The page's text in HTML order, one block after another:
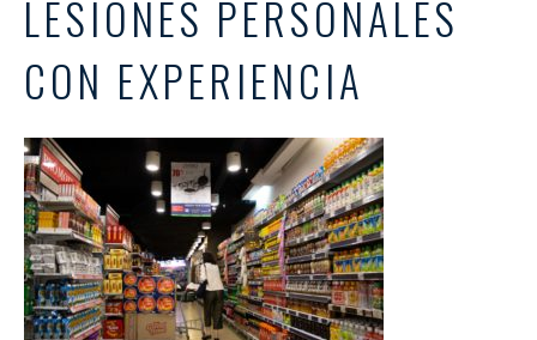
LESIONES PERSONALES
CON EXPERIENCIA